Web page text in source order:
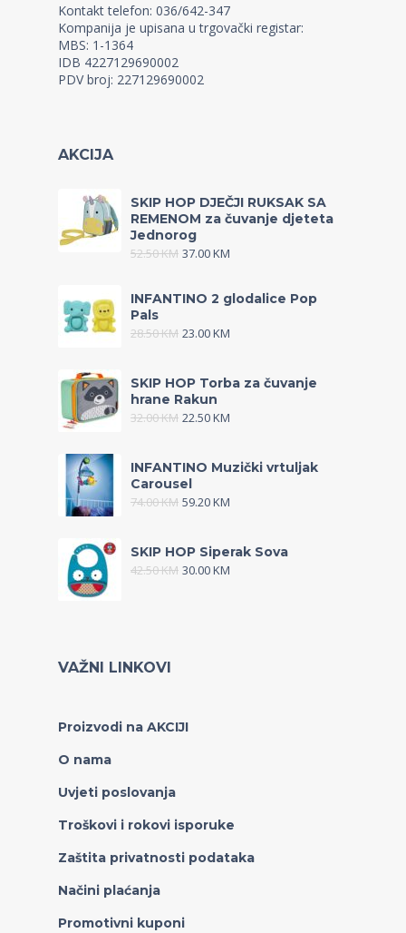
Kontakt telefon: 036/642-347
Kompanija je upisana u trgovački registar:
MBS: 1-1364
IDB 4227129690002
PDV broj: 227129690002
AKCIJA
SKIP HOP DJEČJI RUKSAK SA
REMENOM za čuvanje djeteta
Jednorog
52.50KM 37.00KM
INFANTINO 2 glodalice Pop
Pals
28.50KM 23.00KM
SKIP HOP Torba za čuvanje
hrane Rakun
32.00KM 22.50KM
INFANTINO Muzički vrtuljak
Carousel
74.00KM 59.20KM
SKIP HOP Siperak Sova
42.50KM 30.00KM
VAŽNI LINKOVI
Proizvodi na AKCIJI
O nama
Uvjeti poslovanja
Troškovi i rokovi isporuke
Zaštita privatnosti podataka
Načini plaćanja
Promotivni kuponi